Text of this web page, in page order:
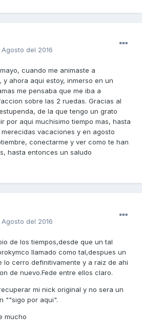
del 2016
cuando me animaste a
y ahora aqui estoy, inmerso en un
me pensaba que me iba a
sobre las 2 ruedas. Gracias al
de la que tengo un grato
por aqui muchisimo tiempo mas, hasta
vacaciones y en agosto
conectarme y ver como te han
hasta entonces un saludo
del 2016
de los tiempos,desde que un tal
llamado como tal,despues un
lo cerro definitivamente y a raiz de ahi
de nuevo.Fede entre ellos claro.
mi nick original y no sera un
""sigo por aqui".
mucho